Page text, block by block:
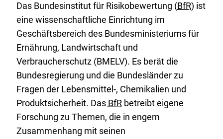
Das Bundesinstitut für Risikobewertung (BfR) ist
eine wissenschaftliche Einrichtung im
Geschäftsbereich des Bundesministeriums für
Ernährung, Landwirtschaft und
Verbraucherschutz (BMELV). Es berät die
Bundesregierung und die Bundesländer zu
Fragen der Lebensmittel-, Chemikalien und
Produktsicherheit. Das BfRbetreibt eigene
Forschung zu Themen, die in engem
Zusammenhang mit seinen